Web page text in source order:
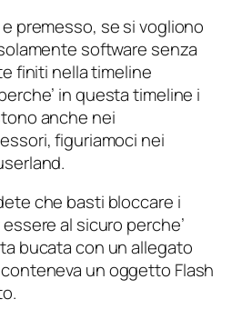
premesso, se si vogliono
software senza
finiti nella timeline
in questa timeline i
anche nei
figuriamoci nei
che basti bloccare i
al sicuro perche’
bucata con un allegato
un oggetto Flash